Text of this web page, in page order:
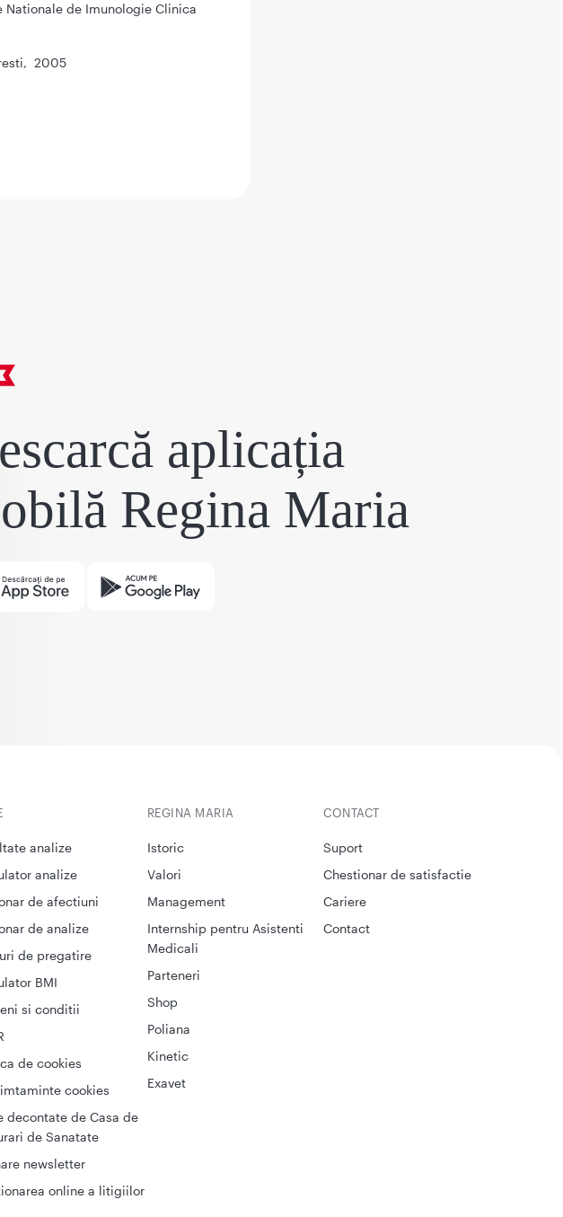
Nationale de Imunologie Clinica
2005
aplicația
Regina Maria
analize
analize
de afectiuni
de analize
de pregatire
BMI
si conditii
de cookies
cookies
decontate de Casa de
de Sanatate
newsletter
online a litigiilor
CONTACT
Suport
Chestionar de satisfactie
Cariere
Contact
REGINA MARIA
Istoric
Valori
Management
Internship pentru Asistenti
Medicali
Parteneri
Shop
Poliana
Kinetic
Exavet